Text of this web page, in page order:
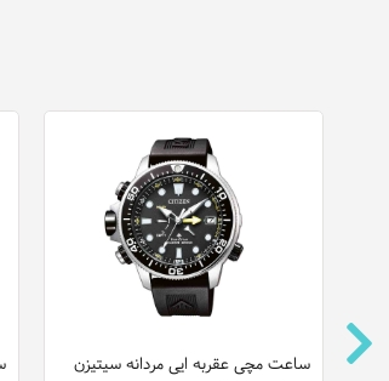
ساعت مچی عقربه ایی مردانه سیتیزن